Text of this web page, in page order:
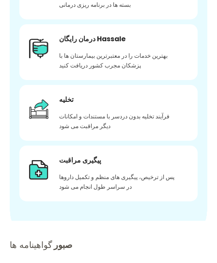
بسته ها در برنامه ریزی درمانی
درمان رایگان Hassale
بهترین خدمات را در معتبرترین بیمارستان ها با
پزشکان مجرب کشور دریافت کنید
تخلیه
فرآیند تخلیه بدون دردسر با مستندات و امکانات
دیگر مراقبت می شود
پیگیری مراقبت
پس از ترخیص، پیگیری های منظم و تکمیل داروها
در سراسر طول انجام می شود
صبور گواهینامه ها